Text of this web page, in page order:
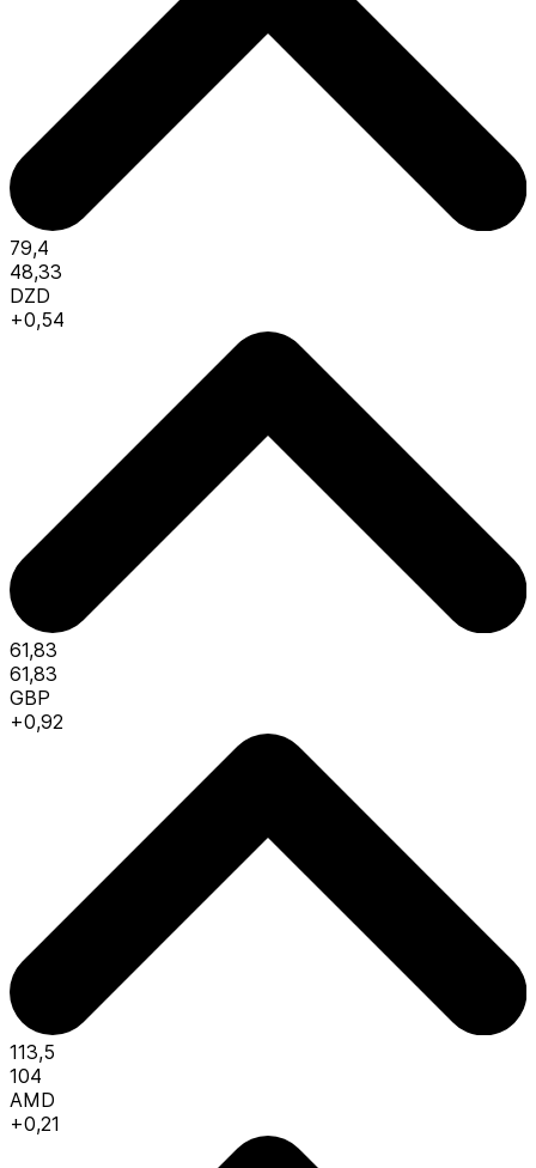
79,4
48,33
DZD
+0,54
61,83
61,83
GBP
+0,92
113,5
104
AMD
+0,21